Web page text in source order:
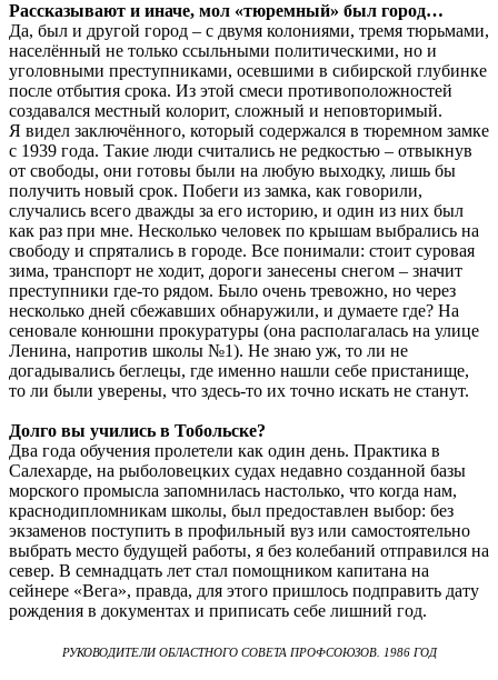
Рассказывают и иначе, мол «тюремный» был город…
Да, был и другой город – с двумя колониями, тремя тюрьмами,
населённый не только ссыльными политическими, но и
уголовными преступниками, осевшими в сибирской глубинке
после отбытия срока. Из этой смеси противоположностей
создавался местный колорит, сложный и неповторимый.
Я видел заключённого, который содержался в тюремном замке
с 1939 года. Такие люди считались не редкостью – отвыкнув
от свободы, они готовы были на любую выходку, лишь бы
получить новый срок. Побеги из замка, как говорили,
случались всего дважды за его историю, и один из них был
как раз при мне. Несколько человек по крышам выбрались на
свободу и спрятались в городе. Все понимали: стоит суровая
зима, транспорт не ходит, дороги занесены снегом – значит
преступники где-то рядом. Было очень тревожно, но через
несколько дней сбежавших обнаружили, и думаете где? На
сеновале конюшни прокуратуры (она располагалась на улице
Ленина, напротив школы №1). Не знаю уж, то ли не
догадывались беглецы, где именно нашли себе пристанище,
то ли были уверены, что здесь-то их точно искать не станут.
Долго вы учились в Тобольске?
Два года обучения пролетели как один день. Практика в
Салехарде, на рыболовецких судах недавно созданной базы
морского промысла запомнилась настолько, что когда нам,
краснодипломникам школы, был предоставлен выбор: без
экзаменов поступить в профильный вуз или самостоятельно
выбрать место будущей работы, я без колебаний отправился на
север. В семнадцать лет стал помощником капитана на
сейнере «Вега», правда, для этого пришлось подправить дату
рождения в документах и приписать себе лишний год.
РУКОВОДИТЕЛИ ОБЛАСТНОГО СОВЕТА ПРОФСОЮЗОВ. 1986 ГОД